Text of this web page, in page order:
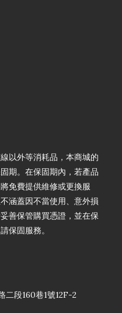
以外等消耗品，本商城的
期。在保固期內，若產品
免費提供維修或更換服
涵蓋因不當使用、意外損
善保管購買憑證，並在保
保固服務。
二段160巷1號12F-2